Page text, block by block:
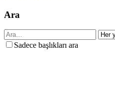
Ara
Sadece başlıkları ara